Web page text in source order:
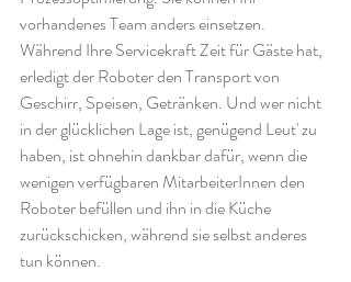
vorhandenes Team anders einsetzen.
Während Ihre Servicekraft Zeit für Gäste hat,
erledigt der Roboter den Transport von
Geschirr, Speisen, Getränken. Und wer nicht
in der glücklichen Lage ist, genügend Leut' zu
haben, ist ohnehin dankbar dafür, wenn die
wenigen verfügbaren MitarbeiterInnen den
Roboter befüllen und ihn in die Küche
zurückschicken, während sie selbst anderes
tun können.